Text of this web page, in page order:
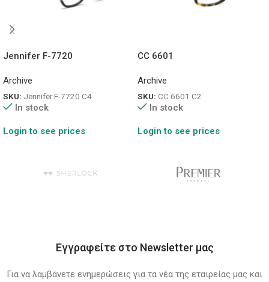
Jennifer F-7720
Archive
SKU: Jennifer F-7720 C4
In stock
Login to see prices
CC 6601
Archive
SKU: CC 6601 C2
In stock
Login to see prices
Εγγραφείτε στο Newsletter μας
Για να λαμβάνετε ενημερώσεις για τα νέα της εταιρείας μας και